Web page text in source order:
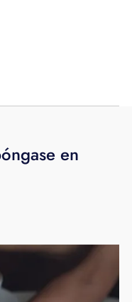
en